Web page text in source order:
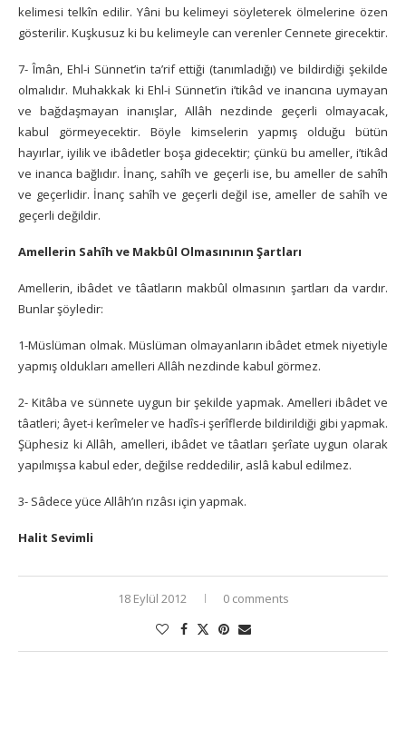
kelimesi telkîn edilir. Yâni bu kelimeyi söyleterek ölmelerine özen
gösterilir. Kuşkusuz ki bu kelimeyle can verenler Cennete girecektir.
7- Îmân, Ehl-i Sünnet’in ta’rif ettiği (tanımladığı) ve bildirdiği şekilde
olmalıdır. Muhakkak ki Ehl-i Sünnet’in i’tikâd ve inancına uymayan
ve bağdaşmayan inanışlar, Allâh nezdinde geçerli olmayacak,
kabul görmeyecektir. Böyle kimselerin yapmış olduğu bütün
hayırlar, iyilik ve ibâdetler boşa gidecektir; çünkü bu ameller, i’tikâd
ve inanca bağlıdır. İnanç, sahîh ve geçerli ise, bu ameller de sahîh
ve geçerlidir. İnanç sahîh ve geçerli değil ise, ameller de sahîh ve
geçerli değildir.
Amellerin Sahîh ve Makbûl Olmasınının Şartları
Amellerin, ibâdet ve tâatların makbûl olmasının şartları da vardır.
Bunlar şöyledir:
1-Müslüman olmak. Müslüman olmayanların ibâdet etmek niyetiyle
yapmış oldukları amelleri Allâh nezdinde kabul görmez.
2- Kitâba ve sünnete uygun bir şekilde yapmak. Amelleri ibâdet ve
tâatleri; âyet-i kerîmeler ve hadîs-i şerîflerde bildirildiği gibi yapmak.
Şüphesiz ki Allâh, amelleri, ibâdet ve tâatları şerîate uygun olarak
yapılmışsa kabul eder, değilse reddedilir, aslâ kabul edilmez.
3- Sâdece yüce Allâh’ın rızâsı için yapmak.
Halit Sevimli
18 Eylül 2012 0 comments